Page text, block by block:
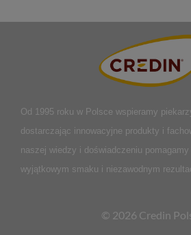
Od 1995 roku w Polsce wspieramy
dostarczając innowacyjne produkty i
naszej wiedzy i doświadczeniu
wyjątkowym smaku i niezawodnym
© 2026 Credin